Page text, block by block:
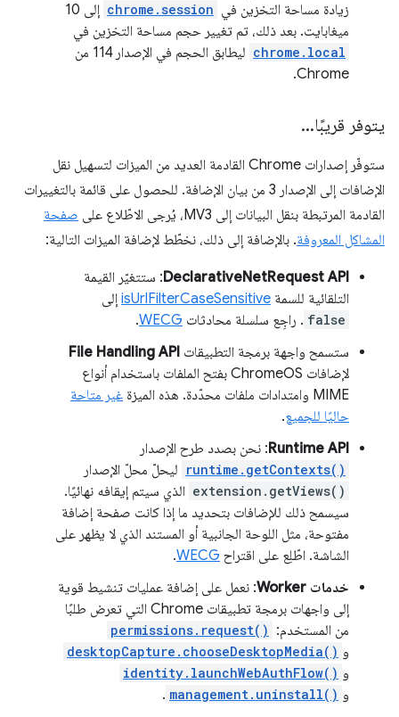
زيادة مساحة التخزين في chrome.session
إلى 10
ميغابايت. بعد ذلك، تم تغيير حجم مساحة التخزين في
chrome.local
ليطابق الحجم في الإصدار 114 من
Chrome.
يتوفر قريبًا.
.
.
ستوفّر إصدارات Chrome القادمة العديد من الميزات لتسهيل نقل
الإضافات إلى الإصدار 3 من بيان الإضافة. للحصول على قائمة بالتغييرات
القادمة المرتبطة بنقل البيانات إلى MV3، يُرجى الاطّلاع على
صفحة
المشاكل المعروفة. بالإضافة إلى ذلك، نخطّط لإضافة الميزات التالية:
DeclarativeNetRequest API: ستتغيّر القيمة
التلقائية للسمة isUrlFilterCaseSensitive إلى
false . راجِع سلسلة محادثات WECG
.
ستسمح واجهة برمجة التطبيقات File Handling API
لإضافات ChromeOS بفتح الملفات باستخدام أنواع
MIME وامتدادات ملفات محدّدة. هذه الميزة
غير متاحة
حاليًا للجميع.
Runtime API: نحن بصدد طرح الإصدار
runtime.getContexts() ليحلّ محلّ الإصدار
extension.getViews() الذي سيتم إيقافه نهائيًا.
سيسمح ذلك للإضافات بتحديد ما إذا كانت صفحة إضافة
مفتوحة، مثل اللوحة الجانبية أو المستند الذي لا يظهر على
الشاشة. اطّلِع على اقتراح WECG
.
خدمات Worker
: نعمل على إضافة عمليات تنشيط قوية
إلى واجهات برمجة تطبيقات Chrome التي تعرض طلبًا
من المستخدم: permissions.request()
و desktopCapture.chooseDesktopMedia()
و identity.launchWebAuthFlow()
و management.uninstall()
.